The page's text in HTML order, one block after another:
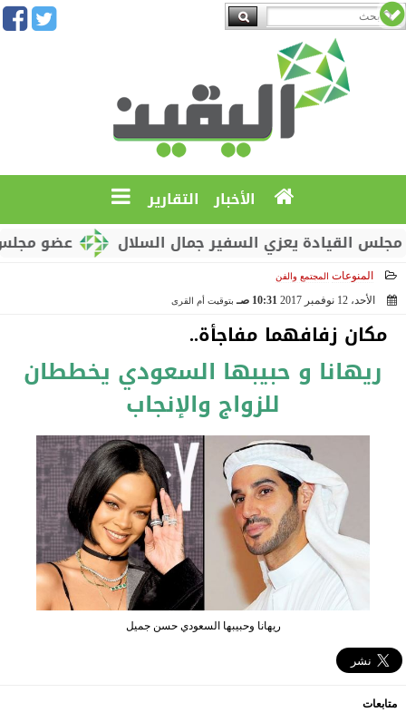
الأخبار التقارير
عضو مجلس
يعزي السفير جمال السلال
المنوعات المجتمع والفن
الأحد، 12 نوفمبر 2017 10:31 صـ بتوقيت أم القرى
مكان زفافهما مفاجأة..
ريهانا و حبيبها السعودي يخططان
للزواج والإنجاب
ريهانا وحبيبها السعودي حسن جميل
متابعات